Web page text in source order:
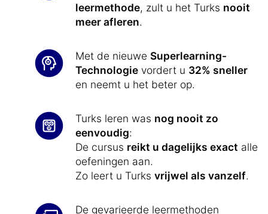
leermethode, zult u het Turks nooit
meer afleren.
Met de nieuwe Superlearning-
Technologie vordert u 32% sneller
en neemt u het beter op.
Turks leren was nog nooit zo
eenvoudig:
De cursus reikt u dagelijks exact alle
oefeningen aan.
Zo leert u Turks vrijwel als vanzelf.
De gevarieerde leermethoden